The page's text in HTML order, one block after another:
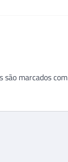
são marcados com